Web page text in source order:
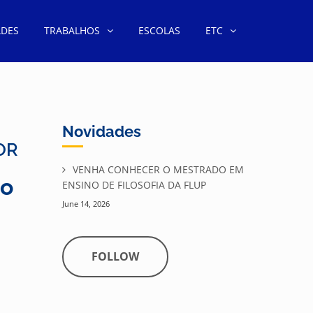
TRABALHOS ESCOLAS ETC
Novidades
VENHA CONHECER O MESTRADO EM
ENSINO DE FILOSOFIA DA FLUP
June 14, 2026
FOLLOW